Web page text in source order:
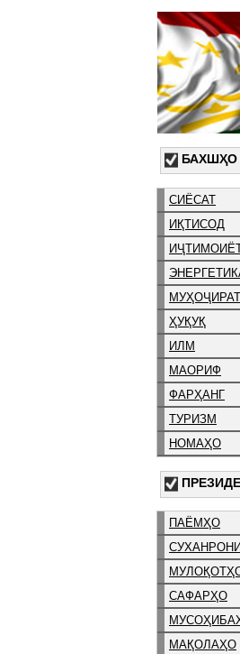
БАХШҲО
СИЁСАТ
ИҚТИСОД
МУҲОҶИРАТ
ҲУҚУҚ
ИЛМ
МАОРИФ
ФАРҲАНГ
ТУРИЗМ
НОМАҲО
ПАЁМҲО
САФАРҲО
МАҚОЛАҲО